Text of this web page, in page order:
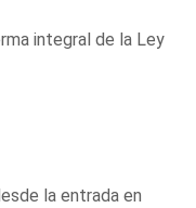
integral de la Ley
la entrada en